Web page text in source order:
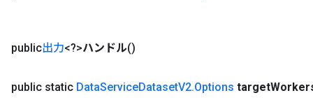
public出力<?>ハンドル()
public static DataServiceDatasetV2.Options target